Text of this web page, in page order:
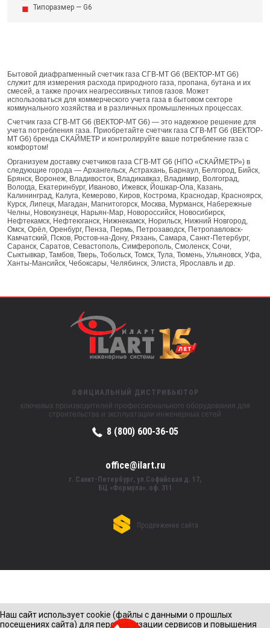
Типоразмер — G6
Бытовой диафрагменный счетчик газа СГВ-МТ G6 (ВЕКТОР-МТ G6)
служит для измерения расхода природного газа, пропана, бутана и их
смесей, а также прочих неагрессивных типов газов. Может
использоваться для коммерческого учета газа в бытовом секторе
коммунального хозяйства и в различных промышленных процессах.
Счетчик газа СГВ-МТ G6 (ВЕКТОР-МТ G6) — это надежное решение для
учета потребления газа. Приобретайте счетчик газа СГВ-МТ G6 (ВЕКТОР-
МТ G6) бренда СКАЙМЕТР и контролируйте ваше потребление газа с
комфортом!
Организуем доставку счетчиков газа СГВ-МТ G6 (НПО «СКАЙМЕТР») в
следующие города — Архангельск, Астрахань, Барнаул, Белгород, Бийск,
Брянск, Воронеж, Владивосток, Владикавказ, Владимир, Волгоград,
Вологда, Екатеринбург, Иваново, Ижевск, Йошкар-Ола, Казань,
Калининград, Калуга, Кемерово, Киров, Кострома, Краснодар, Красноярск,
Курск, Липецк, Магадан, Магнитогорск, Москва, Мурманск, Набережные
Челны, Новокузнецк, Нарьян-Мар, Новороссийск, Новосибирск,
Нефтекамск, Нефтеюганск, Нижнекамск, Норильск, Нижний Новгород,
Омск, Орёл, Оренбург, Пенза, Пермь, Петрозаводск, Петропавловск-
Камчатский, Псков, Ростов-на-Дону, Рязань, Самара, Санкт-Петербург,
Саранск, Саратов, Севастополь, Симферополь, Смоленск, Сочи,
Сыктывкар, Тамбов, Тверь, Тобольск, Томск, Тула, Тюмень, Ульяновск, Уфа,
Ханты-Мансийск, Чебоксары, Челябинск, Элиста, Ярославль и др.
ОФИЦИАЛЬНЫЙ ДИСТРИБЬЮТОР
ключевых производителей профессионального оборудования для
строительства и эксплуатации инженерных сетей
8 (800) 600-36-05
office@ilart.ru
г. Санкт-Петербург, ул.Софийская д. 17,
БЦ «Формула». оф. 311
Продвижение сайта
Наш сайт использует cookie (файлы с данными о прошлых
посещениях сайта) для персонализации сервисов и повышения